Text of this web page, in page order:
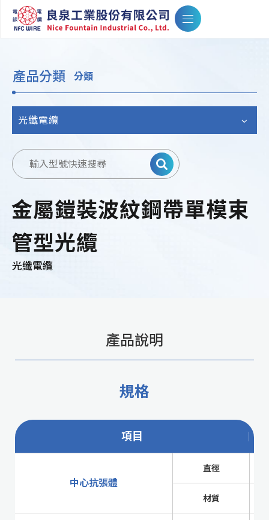
產品分類 分類
光纖電纜
金屬鎧裝波紋鋼帶單模束
管型光纜
光纖電纜
產品說明
規格
項目
中心抗張體
直徑
材質